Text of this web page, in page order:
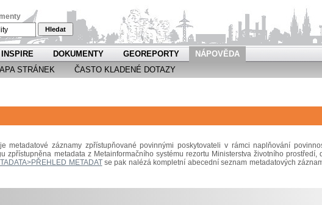
Hledat
INSPIRE DOKUMENTY GEOREPORTY
NÁPOVĚDA
STRÁNEK ČASTO KLADENÉ DOTAZY
metadatové záznamy zpřístupňované povinnými poskytovateli v rámci naplňování
zpřístupněna metadata z Metainformačního systému rezortu Ministerstva životního prostředí,
METADATse pak nalézá kompletní abecední seznam metadatových